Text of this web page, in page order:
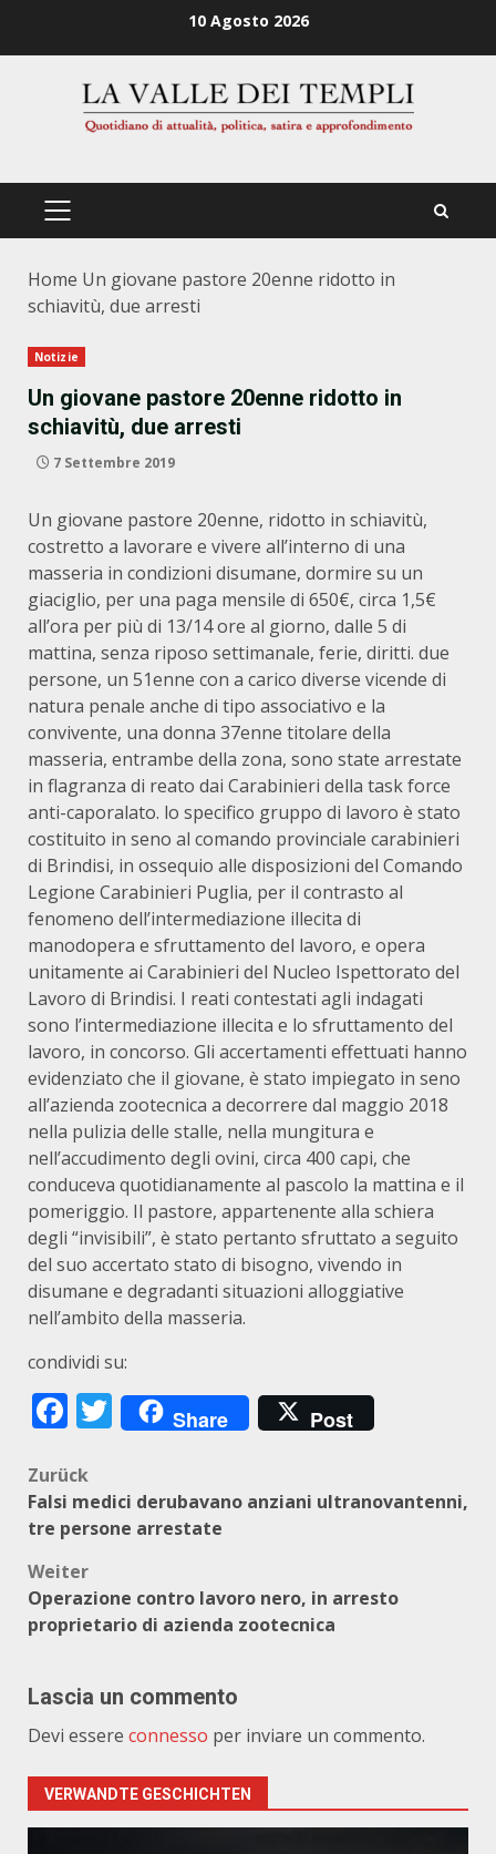
10 Agosto 2026
PRIMÄRES
Home Un giovane pastore 20enne ridotto in
schiavitù, due arresti
Notizie
Un giovane pastore 20enne ridotto in
schiavitù, due arresti
7 Settembre 2019
Un giovane pastore 20enne, ridotto in schiavitù,
costretto a lavorare e vivere all’interno di una
masseria in condizioni disumane, dormire su un
giaciglio, per una paga mensile di 650€, circa 1,5€
all’ora per più di 13/14 ore al giorno, dalle 5 di
mattina, senza riposo settimanale, ferie, diritti. due
persone, un 51enne con a carico diverse vicende di
natura penale anche di tipo associativo e la
convivente, una donna 37enne titolare della
masseria, entrambe della zona, sono state arrestate
in flagranza di reato dai Carabinieri della task force
anti-caporalato. lo specifico gruppo di lavoro è stato
costituito in seno al comando provinciale carabinieri
di Brindisi, in ossequio alle disposizioni del Comando
Legione Carabinieri Puglia, per il contrasto al
fenomeno dell’intermediazione illecita di
manodopera e sfruttamento del lavoro, e opera
unitamente ai Carabinieri del Nucleo Ispettorato del
Lavoro di Brindisi. I reati contestati agli indagati
sono l’intermediazione illecita e lo sfruttamento del
lavoro, in concorso. Gli accertamenti effettuati hanno
evidenziato che il giovane, è stato impiegato in seno
all’azienda zootecnica a decorrere dal maggio 2018
nella pulizia delle stalle, nella mungitura e
nell’accudimento degli ovini, circa 400 capi, che
conduceva quotidianamente al pascolo la mattina e il
pomeriggio. Il pastore, appartenente alla schiera
degli “invisibili”, è stato pertanto sfruttato a seguito
del suo accertato stato di bisogno, vivendo in
disumane e degradanti situazioni alloggiative
nell’ambito della masseria.
condividi su:
Facebook
Twitter
Share Post
Beitragsnavigation
Zurück
Falsi medici derubavano anziani ultranovantenni,
tre persone arrestate
Weiter
Operazione contro lavoro nero, in arresto
proprietario di azienda zootecnica
Lascia un commento
Devi essere connesso per inviare un commento.
VERWANDTE GESCHICHTEN